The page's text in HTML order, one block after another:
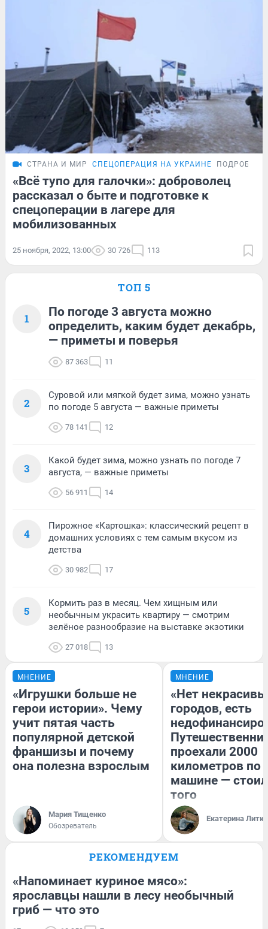
СТРАНА И МИР СПЕЦОПЕРАЦИЯ НА УКРАИНЕ
«Всё тупо для галочки»: доброволец
рассказал о быте и подготовке к
спецоперации в лагере для
мобилизованных
25 ноября, 2022, 13:00 30 726 113
ТОП 5
1
По погоде 3 августа можно
определить, каким будет декабрь,
— приметы и поверья
87 363 11
2
Суровой или мягкой будет зима, можно узнать
по погоде 5 августа — важные приметы
78 141 12
3
Какой будет зима, можно узнать по погоде 7
августа, — важные приметы
56 911 14
4
Пирожное «Картошка»: классический рецепт в
домашних условиях с тем самым вкусом из
детства
30 982 17
5
Кормить раз в месяц. Чем хищным или
необычным украсить квартиру — смотрим
зелёное разнообразие на выставке экзотики
27 018 13
МНЕНИЕ
«Игрушки больше не
герои истории». Чему
учит пятая часть
популярной детской
франшизы и почему
она полезна взрослым
Мария Тищенко
Обозреватель
МНЕНИЕ
«Нет
городов, есть
проехали 2000
километров по
машине —
того
Екатерина
РЕКОМЕНДУЕМ
«Напоминает куриное мясо»:
ярославцы нашли в лесу необычный
гриб — что это